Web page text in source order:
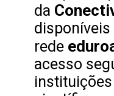
da
rede
acesso